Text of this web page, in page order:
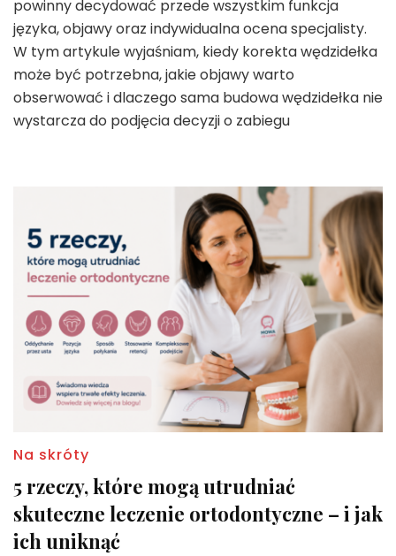
powinny decydować przede wszystkim funkcja
języka, objawy oraz indywidualna ocena specjalisty.
W tym artykule wyjaśniam, kiedy korekta wędzidełka
może być potrzebna, jakie objawy warto
obserwować i dlaczego sama budowa wędzidełka nie
wystarcza do podjęcia decyzji o zabiegu
Na skróty
5 rzeczy, które mogą utrudniać
skuteczne leczenie ortodontyczne – i jak
ich uniknąć